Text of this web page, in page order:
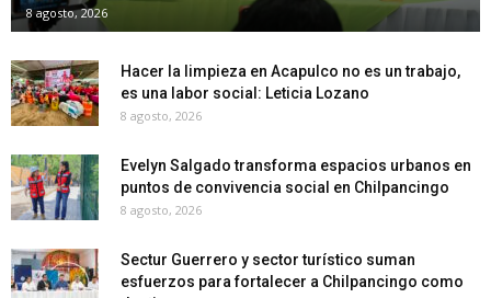
8 agosto, 2026
Hacer la limpieza en Acapulco no es un trabajo,
es una labor social: Leticia Lozano
8 agosto, 2026
Evelyn Salgado transforma espacios urbanos en
puntos de convivencia social en Chilpancingo
8 agosto, 2026
Sectur Guerrero y sector turístico suman
esfuerzos para fortalecer a Chilpancingo como